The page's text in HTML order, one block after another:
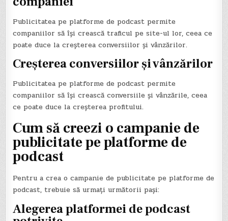
Publicitatea pe platforme de podcast permite
companiilor să își crească traficul pe site-ul lor, ceea ce
poate duce la creșterea conversiilor și vânzărilor.
Creșterea conversiilor și vânzărilor
Publicitatea pe platforme de podcast permite
companiilor să își crească conversiile și vânzările, ceea
ce poate duce la creșterea profitului.
Cum să creezi o campanie de
publicitate pe platforme de
podcast
Pentru a crea o campanie de publicitate pe platforme de
podcast, trebuie să urmați următorii pași:
Alegerea platformei de podcast